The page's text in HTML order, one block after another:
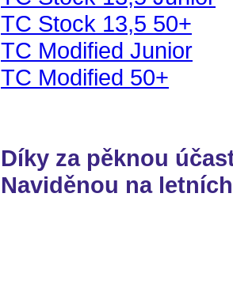
TC Stock 13,5 50+
TC Modified Junior
TC Modified 50+
Díky za pěknou
Naviděnou na